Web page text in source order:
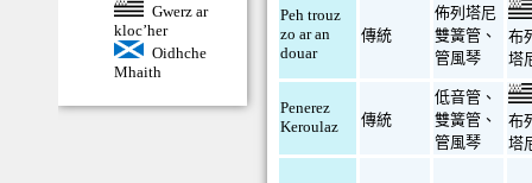
Gwerz ar
kloc’her
Oidhche
Mhaith
Peh trouz
zo ar an
douar
傳統
佈列塔尼
雙簧管 、
管風琴
布
塔
Penerez
Keroulaz
傳統
低音管 、
雙簧管 、
管風琴
布
塔